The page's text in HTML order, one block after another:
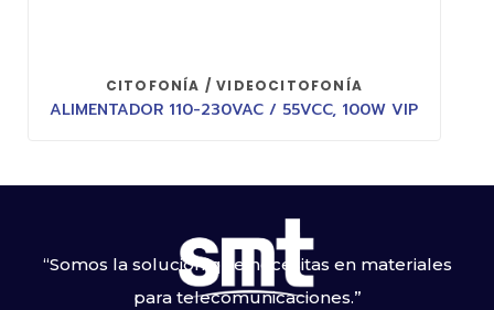
CITOFONÍA / VIDEOCITOFONÍA
ALIMENTADOR 110-230VAC / 55VCC, 100W VIP
“Somos la solución que necesitas en materiales
para telecomunicaciones.”